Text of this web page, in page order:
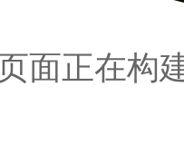
面正在构